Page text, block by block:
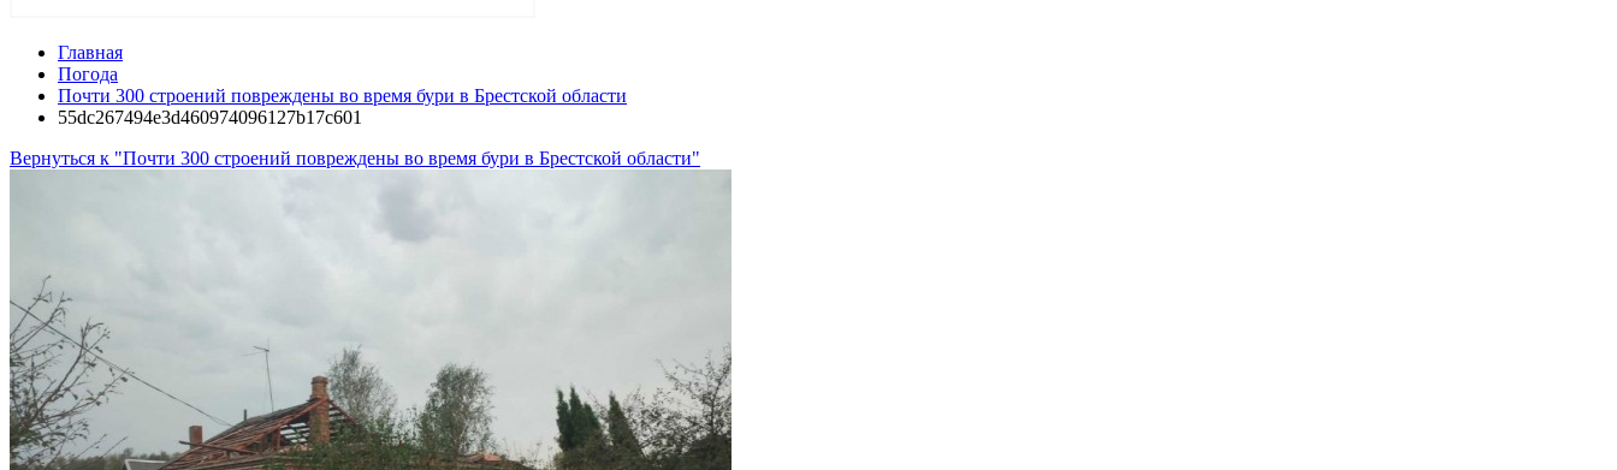
Главная
Погода
Почти 300 строений повреждены во время бури в Брестской области
55dc267494e3d460974096127b17c601
Вернуться к "Почти 300 строений повреждены во время бури в Брестской области"